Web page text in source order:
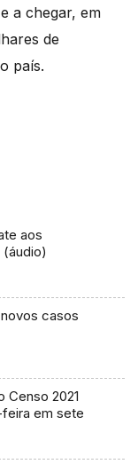
a chegar, em
de
país.
aos
casos
Censo 2021
em sete